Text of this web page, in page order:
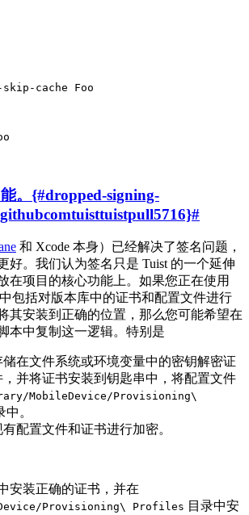
cache Foo
。{#dropped-signing-
#
和 Xcode 本身）已经解决了签名问题，
好。我们认为签名只是 Tuist 的一个延伸
在项目的核心功能上。如果您正在使用
包括对版本库中的证书和配置文件进行
其安装到正确的位置，那么您可能希望在
本中复制这一逻辑。特别是
在文件系统或环境变量中的密钥解密证
并将证书安装到钥匙串中，将配置文件
MobileDevice/Provisioning\
中。
配置文件和证书进行加密。
安装正确的证书，并在
Provisioning\ Profiles 目录中安